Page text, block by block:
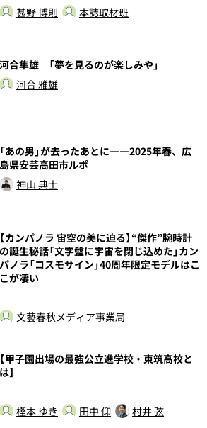
甚野 博則
本誌取材班
河合隼雄 「夢を見るのが楽しみや」
河合 雅雄
「あの男」が去ったあとに――2025年春、広
島県安芸高田市ルポ
神山 典士
【カンパノラ 宙空の美に迫る】“傑作”腕時計
の誕生秘話「文字盤に宇宙を閉じ込めた」カン
パノラ「コスモサイン」40周年限定モデルはこ
こが凄い
文藝春秋メディア事業局
【甲子園出場の最強公立進学校・東筑高校と
は】
樫本 ゆき 田中 仰 村井 弦